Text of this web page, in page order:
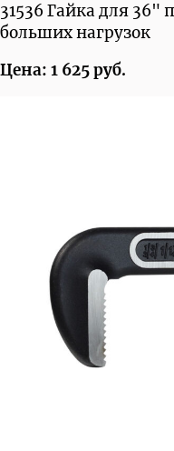
31536 Гайка для 36"
больших нагрузок
Цена: 1 625 руб.